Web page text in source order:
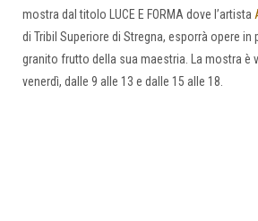
mostra dal titolo LUCE E FORMA dove l’artista
di Tribil Superiore di Stregna, esporrà opere in
granito frutto della sua maestria. La mostra è
venerdì, dalle 9 alle 13 e dalle 15 alle 18.